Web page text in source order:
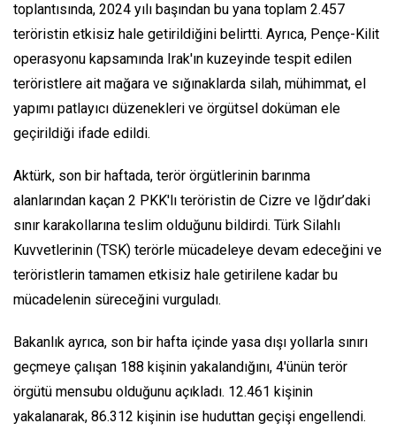
toplantısında, 2024 yılı başından bu yana toplam 2.457
teröristin etkisiz hale getirildiğini belirtti. Ayrıca, Pençe-Kilit
operasyonu kapsamında Irak'ın kuzeyinde tespit edilen
teröristlere ait mağara ve sığınaklarda silah, mühimmat, el
yapımı patlayıcı düzenekleri ve örgütsel doküman ele
geçirildiği ifade edildi.
Aktürk, son bir haftada, terör örgütlerinin barınma
alanlarından kaçan 2 PKK'lı teröristin de Cizre ve Iğdır’daki
sınır karakollarına teslim olduğunu bildirdi. Türk Silahlı
Kuvvetlerinin (TSK) terörle mücadeleye devam edeceğini ve
teröristlerin tamamen etkisiz hale getirilene kadar bu
mücadelenin süreceğini vurguladı.
Bakanlık ayrıca, son bir hafta içinde yasa dışı yollarla sınırı
geçmeye çalışan 188 kişinin yakalandığını, 4'ünün terör
örgütü mensubu olduğunu açıkladı. 12.461 kişinin
yakalanarak, 86.312 kişinin ise huduttan geçişi engellendi.